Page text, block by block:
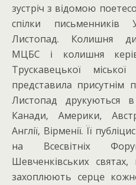
зустріч з відомою
спілки
Листопад. Колишня
МЦБС і колишня
Трускавецької
представила присутнім
Листопад друкуються в
Канади, Америки,
Англії, Вірменії. Її
на Всесвітніх
Шевченківських
захоплюють серце